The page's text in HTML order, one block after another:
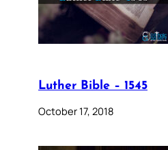
Luther Bible – 1545
October 17, 2018